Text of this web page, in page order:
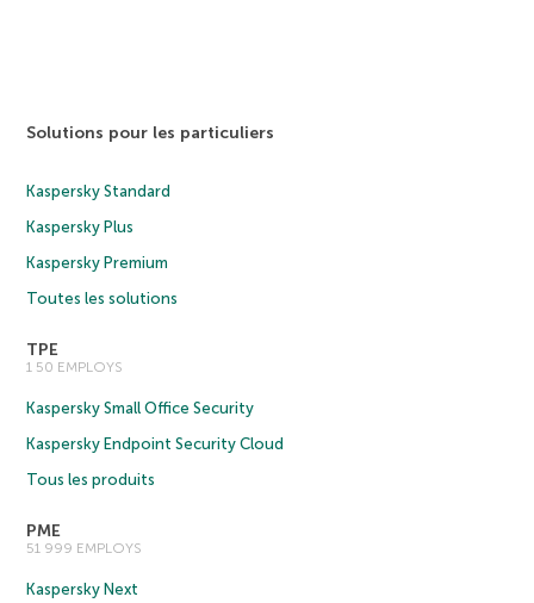
Solutions pour les particuliers
Kaspersky Standard
Kaspersky Plus
Kaspersky Premium
Toutes les solutions
TPE
1 50 EMPLOYS
Kaspersky Small Office Security
Kaspersky Endpoint Security Cloud
Tous les produits
PME
51 999 EMPLOYS
Kaspersky Next